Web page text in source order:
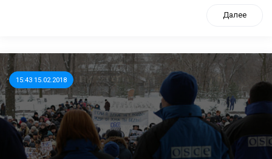
Далее
15:43 15.02.2018